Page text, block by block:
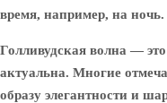
время, например, на ночь.
Голливудская волна —
актуальна. Многие
образу элегантности и